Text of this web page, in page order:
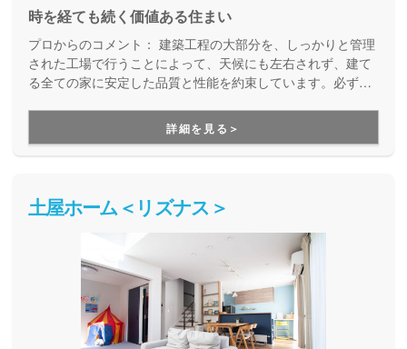
時を経ても続く価値ある住まい
プロからのコメント： 建築工程の大部分を、しっかりと管理
された工場で行うことによって、天候にも左右されず、建て
る全ての家に安定した品質と性能を約束しています。必ず、
です。工場生産ならではの工期の短さも魅力の一つ。また、
建てた後も安心のサポートを備えています。
詳細を見る＞
土屋ホーム＜リズナス＞